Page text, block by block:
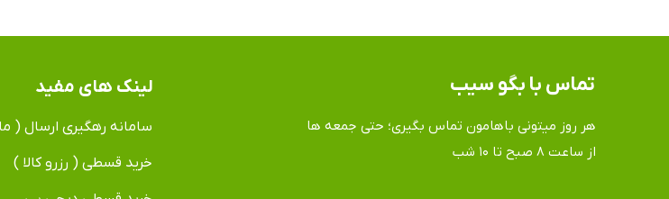
هر روز میتونی باهامون تماس بگیری؛ حتی جمعه ها
​​​​​​​از ساعت ۸ صبح تا ۱۰ شب
تماس​​​​​​​ با بگو سیب لینک های مفید
سامانه رهگیری ارسال
خرید قسطی ( رزرو کالا )